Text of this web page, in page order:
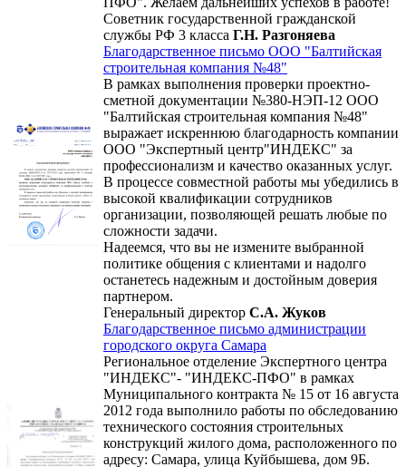
Советник государственной гражданской
службы РФ 3 класса Г.Н. Разгоняева
Благодарственное письмо ООО "Балтийская
строительная компания №48"
В рамках выполнения проверки проектно-
сметной документации №380-НЭП-12 ООО
"Балтийская строительная компания №48"
выражает искреннюю благодарность компании
ООО "Экспертный центр"ИНДЕКС" за
профессионализм и качество оказанных услуг.
В процессе совместной работы мы убедились в
высокой квалификации сотрудников
организации, позволяющей решать любые по
сложности задачи.
Надеемся, что вы не измените выбранной
политике общения с клиентами и надолго
останетесь надежным и достойным доверия
партнером.
Генеральный директор С.А. Жуков
Благодарственное письмо администрации
городского округа Самара
Региональное отделение Экспертного центра
"ИНДЕКС"- "ИНДЕКС-ПФО" в рамках
Муниципального контракта № 15 от 16 августа
2012 года выполнило работы по обследованию
технического состояния строительных
конструкций жилого дома, расположенного по
адресу: Самара, улица Куйбышева, дом 9Б.